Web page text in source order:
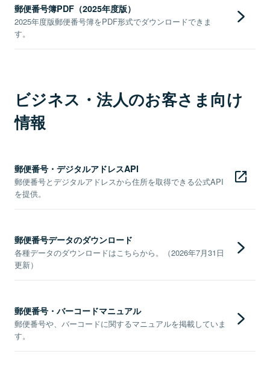
郵便番号簿PDF（2025年度版）
2025年度版郵便番号簿をPDF形式でダウンロードできま
す。
ビジネス・法人のお客さま向け
情報
郵便番号・デジタルアドレスAPI
郵便番号とデジタルアドレスから住所を取得できる公式API
を提供。
郵便番号データのダウンロード
各種データのダウンロードはこちらから。（2026年7月31日
更新）
郵便番号・バーコードマニュアル
郵便番号や、バーコードに関するマニュアルを掲載していま
す。